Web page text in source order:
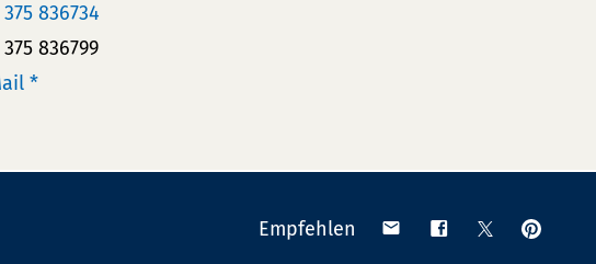
836734
836799
*
Empfehlen
Teilen Teilen Teilen